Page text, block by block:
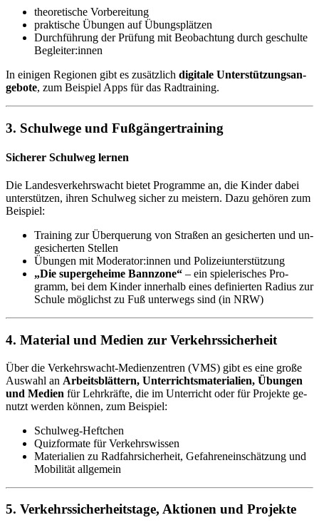
theo­re­ti­sche Vor­be­rei­tung
prak­ti­sche Übun­gen auf Übungs­plät­zen
Durch­füh­rung der Prü­fung mit Be­ob­ach­tung durch ge­schul­te
Be­glei­ter:in­nen
In ei­ni­gen Re­gio­nen gibt es zu­sätz­lich di­gi­ta­le Un­ter­stüt­zungs­an­
ge­bo­te, zum Bei­spiel Apps für das Rad­trai­ning.
3. Schul­we­ge und Fuß­gän­ger­trai­ning
Si­che­rer Schul­weg ler­nen
Die Lan­des­ver­kehrs­wacht bie­tet Pro­gram­me an, die Kin­der da­bei
un­ter­stüt­zen, ih­ren Schul­weg si­cher zu meis­tern. Dazu ge­hö­ren zum
Bei­spiel:
Trai­ning zur Über­que­rung von Stra­ßen an ge­si­cher­ten und un­
ge­si­cher­ten Stel­len
Übun­gen mit Mo­de­ra­tor:in­nen und Po­li­zei­un­ter­stüt­zung
„Die su­per­ge­hei­me Bann­zo­ne“ – ein spie­le­ri­sches Pro­
gramm, bei dem Kin­der in­ner­halb ei­nes de­fi­nier­ten Ra­di­us zur
Schu­le mög­lichst zu Fuß un­ter­wegs sind (in NRW)
4. Ma­te­ri­al und Me­di­en zur Ver­kehrs­si­cher­heit
Über die Ver­kehrs­wacht-Me­di­en­zen­tren (VMS) gibt es eine gro­ße
Aus­wahl an Ar­beits­blät­tern, Un­ter­richts­ma­te­ria­li­en, Übun­gen
und Me­di­en für Lehr­kräf­te, die im Un­ter­richt oder für Pro­jek­te ge­
nutzt wer­den kön­nen, zum Bei­spiel:
Schul­weg-Heft­chen
Quiz­for­ma­te für Ver­kehrs­wis­sen
Ma­te­ria­li­en zu Rad­fahr­si­cher­heit, Ge­fah­ren­ein­schät­zung und
Mo­bi­li­tät all­ge­mein
5. Ver­kehrs­si­cher­heits­ta­ge, Ak­tio­nen und Pro­jek­te